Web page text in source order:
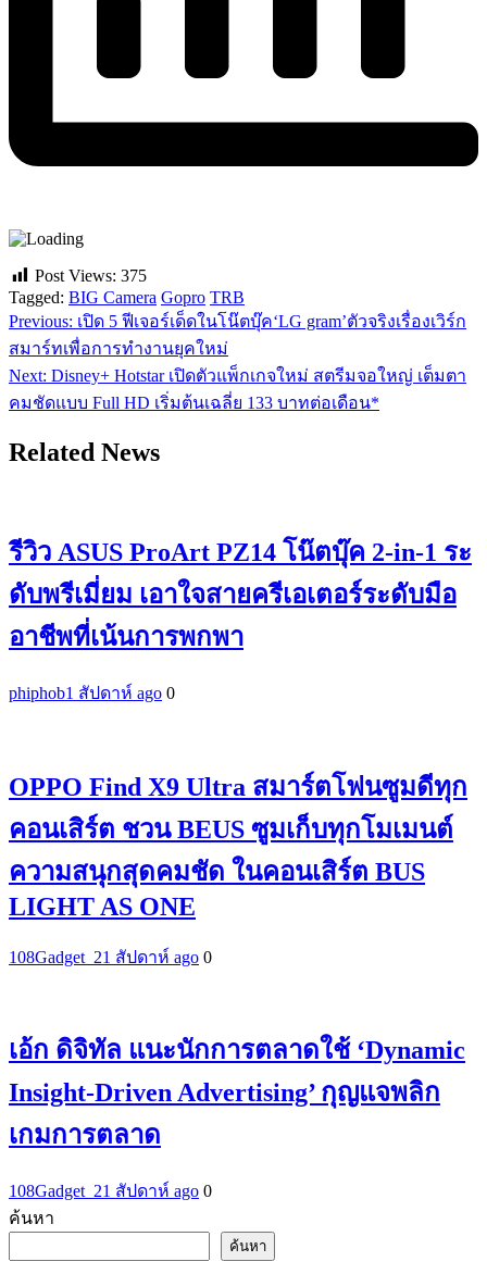
Post Views: 375
Tagged: BIG Camera Gopro TRB
แนะแนว
เรื่อง
Previous: เปิด 5 ฟีเจอร์เด็ดในโน๊ตบุ๊ค‘LG gram’ตัวจริงเรื่องเวิร์ก
สมาร์ทเพื่อการทำงานยุคใหม่
Next: Disney+ Hotstar เปิดตัวแพ็กเกจใหม่ สตรีมจอใหญ่ เต็มตา
คมชัดแบบ Full HD เริ่มต้นเฉลี่ย 133 บาทต่อเดือน*
Related News
รีวิว ASUS ProArt PZ14 โน๊ตบุ๊ค 2-in-1 ระ
ดับพรีเมี่ยม เอาใจสายครีเอเตอร์ระดับมือ
อาชีพที่เน้นการพกพา
phiphob1 สัปดาห์ ago 0
OPPO Find X9 Ultra สมาร์ตโฟนซูมดีทุก
คอนเสิร์ต ชวน BEUS ซูมเก็บทุกโมเมนต์
ความสนุกสุดคมชัด ในคอนเสิร์ต BUS
LIGHT AS ONE
108Gadget_21 สัปดาห์ ago 0
เอ้ก ดิจิทัล แนะนักการตลาดใช้ ‘Dynamic
Insight-Driven Advertising’ กุญแจพลิก
เกมการตลาด
108Gadget_21 สัปดาห์ ago 0
ค้นหา
ค้นหา